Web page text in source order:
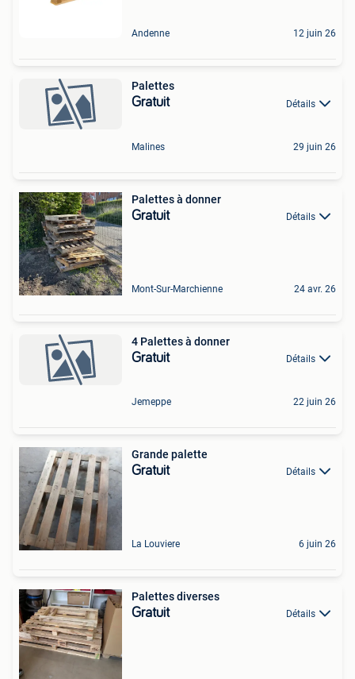
Andenne 12 juin 26
Palettes
Gratuit Détails
Malines 29 juin 26
Palettes à donner
Gratuit Détails
Mont-Sur-Marchienne 24 avr. 26
4 Palettes à donner
Gratuit Détails
Jemeppe 22 juin 26
Grande palette
Gratuit Détails
La Louviere 6 juin 26
Palettes diverses
Gratuit Détails